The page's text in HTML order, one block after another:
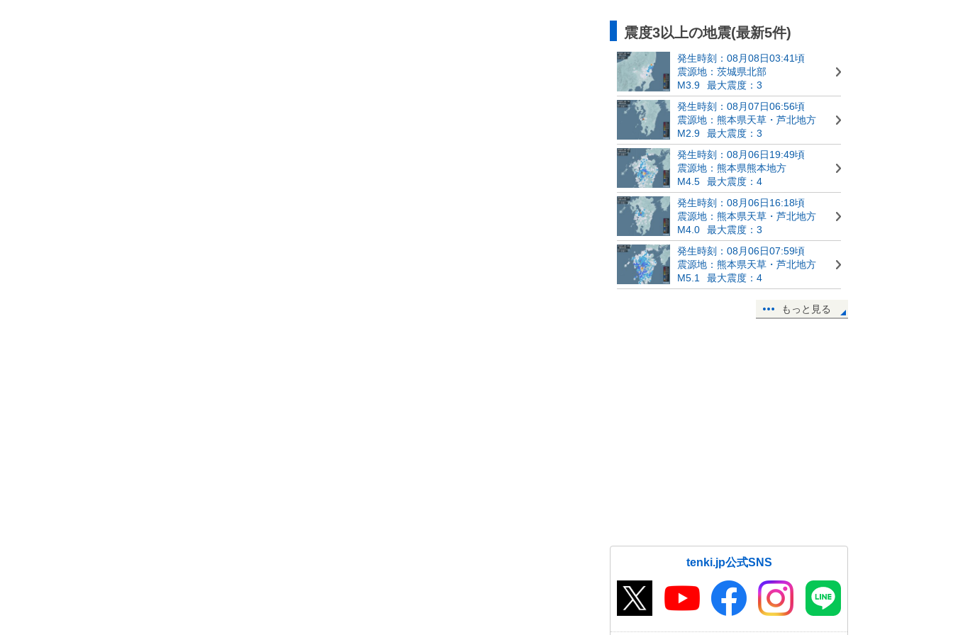
震度3以上の地震(最新5件)
発生時刻：08月08日03:41頃
震源地：茨城県北部
M3.9
最大震度：3
発生時刻：08月07日06:56頃
震源地：熊本県天草・芦北地方
M2.9
最大震度：3
発生時刻：08月06日19:49頃
震源地：熊本県熊本地方
M4.5
最大震度：4
発生時刻：08月06日16:18頃
震源地：熊本県天草・芦北地方
M4.0
最大震度：3
発生時刻：08月06日07:59頃
震源地：熊本県天草・芦北地方
M5.1
最大震度：4
もっと見る
tenki.jp公式SNS